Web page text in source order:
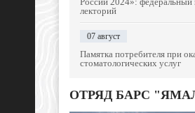
лекторий
07 август
Памятка потребителя при
стоматологических услуг
ОТРЯД БАРС